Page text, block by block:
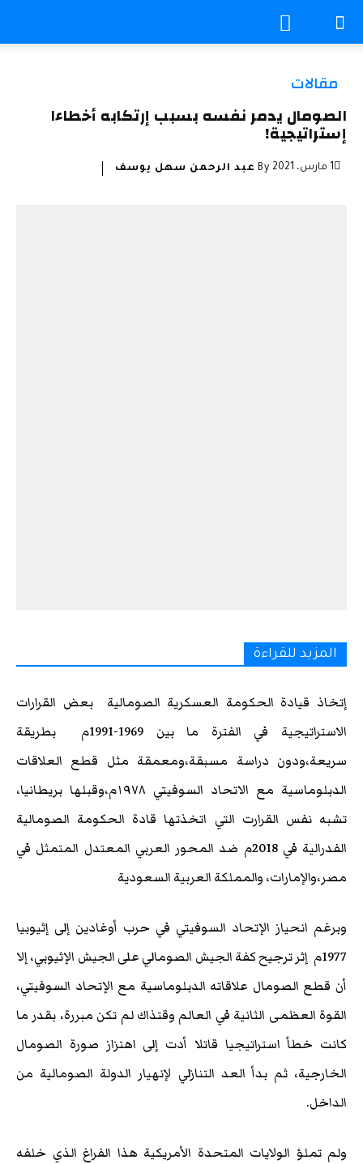
مقالات
الصومال يدمر نفسه بسبب إرتكابه أخطاءا
إستراتيجية!
1 مارس، 2021 By عبد الرحمن سهل يوسف
المزيد للقراءة
إتخاذ قيادة الحكومة العسكرية الصومالية بعض القرارات
الاستراتيجية في الفترة ما بين 1969-1991م بطريقة
سريعة،ودون دراسة مسبقة،ومعمقة مثل قطع العلاقات
الدبلوماسية مع الاتحاد السوفيتي ١٩٧٨م،وقبلها بريطانيا،
تشبه نفس القرارت التي اتخذتها قادة الحكومة الصومالية
الفدرالية في 2018م ضد المحور العربي المعتدل المتمثل في
مصر،والإمارات، والمملكة العربية السعودية
وبرغم انحياز الإتحاد السوفيتي في حرب أوغادين إلى إثيوبيا
1977م إثر ترجيح كفة الجيش الصومالي على الجيش الإثيوبي، إلا
أن قطع الصومال علاقاته الدبلوماسية مع الإتحاد السوفيتي،
القوة العظمى الثانية في العالم وقتذاك لم تكن مبررة، بقدر ما
كانت خطأ استراتيجيا قاتلا أدت إلى اهتزاز صورة الصومال
الخارجية، ثم بدأ العد التنازلي لإنهيار الدولة الصومالية من
الداخل.
ولم تملؤ الولايات المتحدة الأمريكية هذا الفراغ الذي خلفه